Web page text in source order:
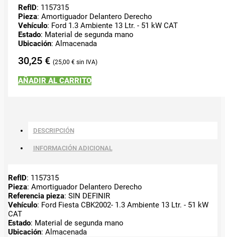
RefID: 1157315
Pieza: Amortiguador Delantero Derecho
Vehículo: Ford 1.3 Ambiente 13 Ltr. - 51 kW CAT
Estado: Material de segunda mano
Ubicación: Almacenada
30,25 € 25,00 €
AÑADIR AL CARRITO
DESCRIPCIÓN
INFORMACIÓN ADICIONAL
RefID: 1157315
Pieza: Amortiguador Delantero Derecho
Referencia pieza: SIN DEFINIR
Vehículo: Ford Fiesta CBK2002- 1.3 Ambiente 13 Ltr. - 51 kW
CAT
Estado: Material de segunda mano
Ubicación: Almacenada